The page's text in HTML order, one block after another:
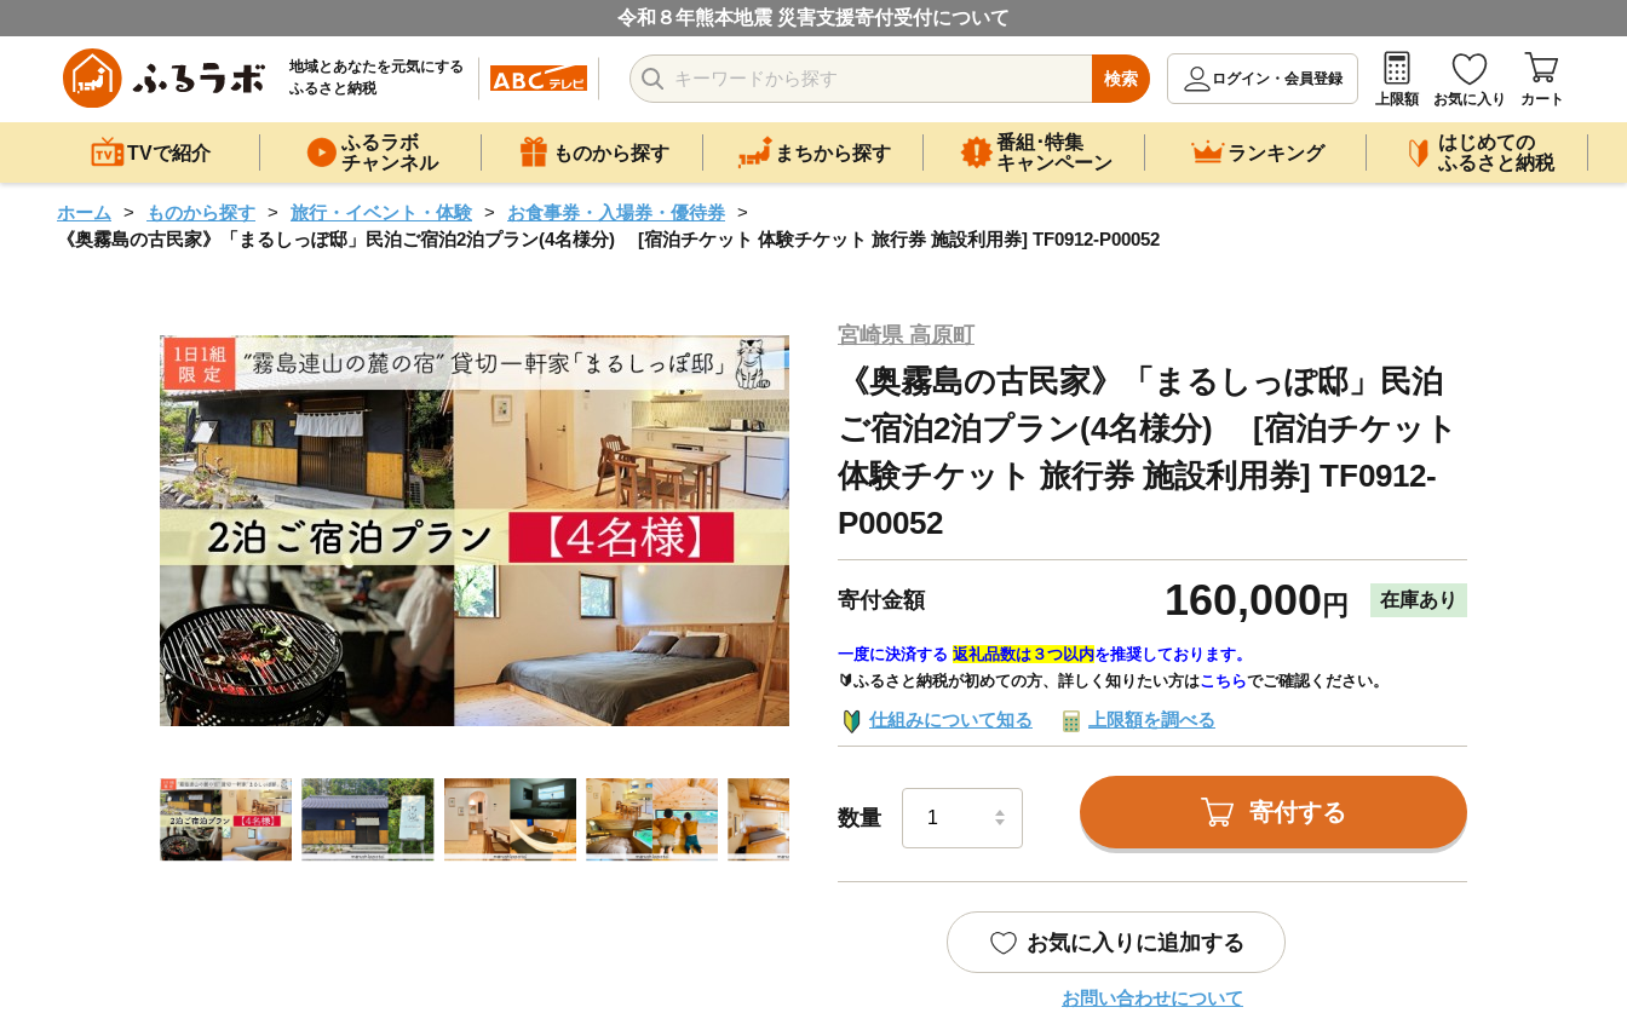
令和８年熊本地震 災害支援寄付受付について
地域とあなたを元気にする
ふるさと納税
検索
ログイン・会員登録
上限額
お気に入り カート
TVで紹介
ふるラボ
チャンネル
ものから探す まちから探す
番組･特集
キャンペーン
ランキング
はじめての
ふるさと納税
ホーム ものから探す 旅行・イベント・体験
お食事券・入場券・優待券
《奥霧島の古民家》「まるしっぽ邸」民泊ご宿泊2泊プラン(4名様分) [宿泊チケット 体験チケット 旅行券 施設利用券] TF0912-P00052
宮崎県 高原町
《奥霧島の古民家》「まるしっぽ邸」民泊
ご宿泊2泊プラン(4名様分) [宿泊チケット
体験チケット 旅行券 施設利用券] TF0912-
P00052
寄付金額 160,000 円 在庫あり
一度に決済する 返礼品数は３つ以内を推奨しております。
🔰ふるさと納税が初めての方、詳しく知りたい方はこちらでご確認ください。
仕組みについて知る 上限額を調べる
数量 寄付する
お気に入りに追加する
お問い合わせについて